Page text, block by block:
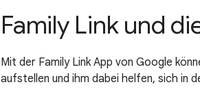
Family Link und
Mit der Family Link App von Google
aufstellen und ihm dabei helfen, sich in